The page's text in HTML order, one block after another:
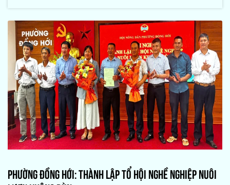
PHƯỜNG ĐỒNG HỚI: THÀNH LẬP TỔ HỘI NGHỀ NGHIỆP NUÔI